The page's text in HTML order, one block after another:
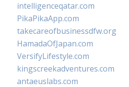
intelligenceqatar.com
PikaPikaApp.com
takecareofbusinessdfw.org
HamadaOfJapan.com
VersifyLifestyle.com
kingscreekadventures.com
antaeuslabs.com